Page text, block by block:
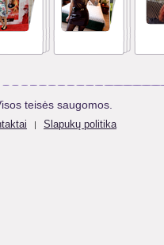
teisės saugomos.
| Slapukų politika